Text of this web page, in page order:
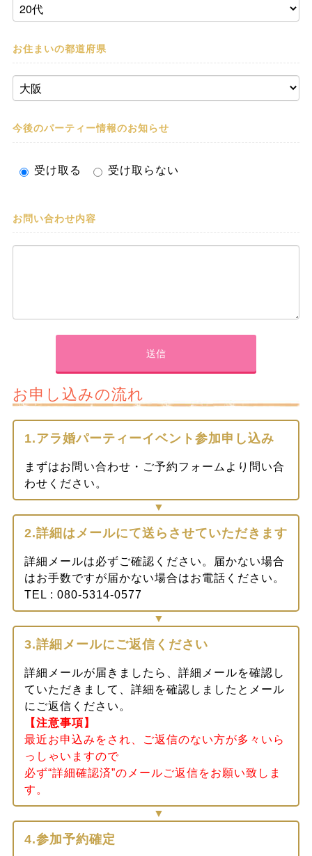
お住まいの都道府県
今後のパーティー情報のお知らせ
受け取る 受け取らない
お問い合わせ内容
お申し込みの流れ
1.アラ婚パーティーイベント参加申し込み
まずはお問い合わせ・ご予約フォームより問い合
わせください。
2.詳細はメールにて送らさせていただきます
詳細メールは必ずご確認ください。届かない場合
はお手数ですが届かない場合はお電話ください。
TEL : 080-5314-0577
3.詳細メールにご返信ください
詳細メールが届きましたら、詳細メールを確認し
ていただきまして、詳細を確認しましたとメール
にご返信ください。
【注意事項】
最近お申込みをされ、ご返信のない方が多々いら
っしゃいますので
必ず“詳細確認済”のメールご返信をお願い致しま
す。
4.参加予約確定